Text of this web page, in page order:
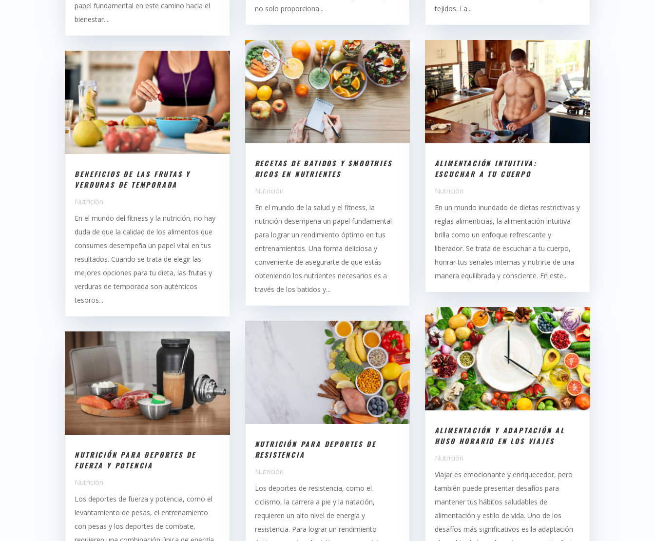
papel fundamental en este camino hacia el
bienestar....
BENEFICIOS DE LAS FRUTAS Y
VERDURAS DE TEMPORADA
Nutrición
En el mundo del fitness y la nutrición, no hay
duda de que la calidad de los alimentos que
consumes desempeña un papel vital en tus
resultados. Cuando se trata de elegir las
mejores opciones para tu dieta, las frutas y
verduras de temporada son auténticos
tesoros....
NUTRICIÓN PARA DEPORTES DE
FUERZA Y POTENCIA
Nutrición
Los deportes de fuerza y potencia, como el
levantamiento de pesas, el entrenamiento
con pesas y los deportes de combate,
no solo proporciona...
RECETAS DE BATIDOS Y SMOOTHIES
RICOS EN NUTRIENTES
Nutrición
En el mundo de la salud y el fitness, la
nutrición desempeña un papel fundamental
para lograr un rendimiento óptimo en tus
entrenamientos. Una forma deliciosa y
conveniente de asegurarte de que estás
obteniendo los nutrientes necesarios es a
través de los batidos y...
NUTRICIÓN PARA DEPORTES DE
RESISTENCIA
Nutrición
Los deportes de resistencia, como el
ciclismo, la carrera a pie y la natación,
requieren un alto nivel de energía y
resistencia. Para lograr un rendimiento
tejidos. La...
ALIMENTACIÓN INTUITIVA:
ESCUCHAR A TU CUERPO
Nutrición
En un mundo inundado de dietas restrictivas y
reglas alimenticias, la alimentación intuitiva
brilla como un enfoque refrescante y
liberador. Se trata de escuchar a tu cuerpo,
honrar tus señales internas y nutrirte de una
manera equilibrada y consciente. En este...
ALIMENTACIÓN Y ADAPTACIÓN AL
HUSO HORARIO EN LOS VIAJES
Nutrición
Viajar es emocionante y enriquecedor, pero
también puede presentar desafíos para
mantener tus hábitos saludables de
alimentación y estilo de vida. Uno de los
desafíos más significativos es la adaptación